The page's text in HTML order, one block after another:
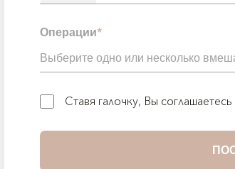
Операции*
Ставя галочку, Вы соглашаетесь